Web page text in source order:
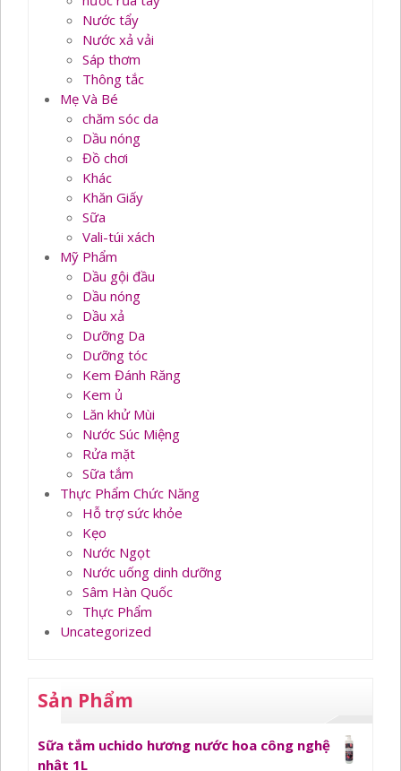
Nước tẩy
Nước xả vải
Sáp thơm
Thông tắc
Mẹ Và Bé
chăm sóc da
Dầu nóng
Đồ chơi
Khác
Khăn Giấy
Sữa
Vali-túi xách
Mỹ Phẩm
Dầu gội đầu
Dầu nóng
Dầu xả
Dưỡng Da
Dưỡng tóc
Kem Đánh Răng
Kem ủ
Lăn khử Mùi
Nước Súc Miệng
Rửa mặt
Sữa tắm
Thực Phẩm Chức Năng
Hỗ trợ sức khỏe
Kẹo
Nước Ngọt
Nước uống dinh dưỡng
Sâm Hàn Quốc
Thực Phẩm
Uncategorized
Sản Phẩm
Sữa tắm uchido hương nước hoa công nghệ
nhật 1L